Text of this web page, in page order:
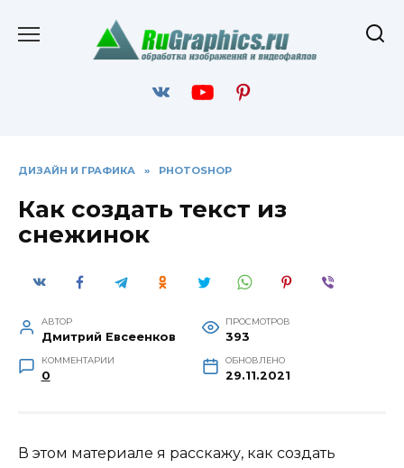
содержанию
ДИЗАЙН И ГРАФИКА » PHOTOSHOP
Как создать текст из
снежинок
АВТОР
Дмитрий Евсеенков
ПРОСМОТРОВ
393
КОММЕНТАРИИ
0
ОБНОВЛЕНО
29.11.2021
В этом материале я расскажу, как создать